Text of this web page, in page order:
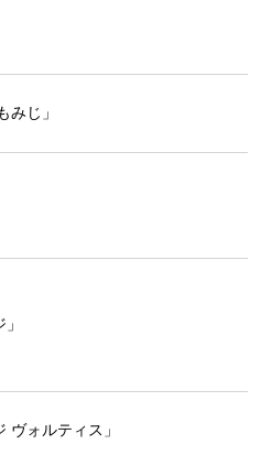
みじ」
ヴォルティス」